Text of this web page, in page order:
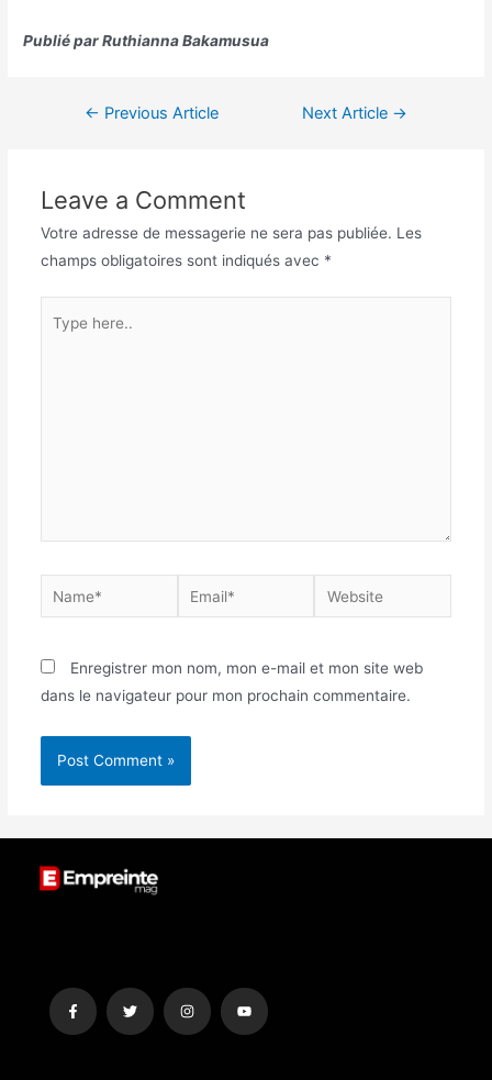
Publié par Ruthianna Bakamusua
← Previous Article Next Article →
Leave a Comment
Votre adresse de messagerie ne sera pas publiée. Les
champs obligatoires sont indiqués avec *
Enregistrer mon nom, mon e-mail et mon site web
dans le navigateur pour mon prochain commentaire.